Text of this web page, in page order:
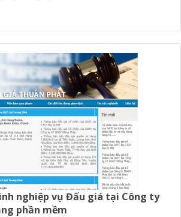
nghiệp vụ Đấu giá tại Công ty
phần mềm